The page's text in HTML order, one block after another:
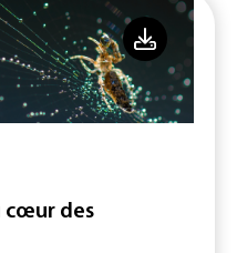
cœur des